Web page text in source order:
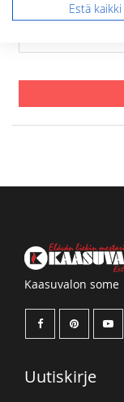
Kaasuvalon some
Uutiskirje
Estä kaikki